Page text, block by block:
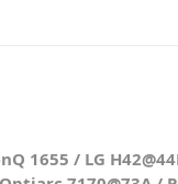
1655 / LG